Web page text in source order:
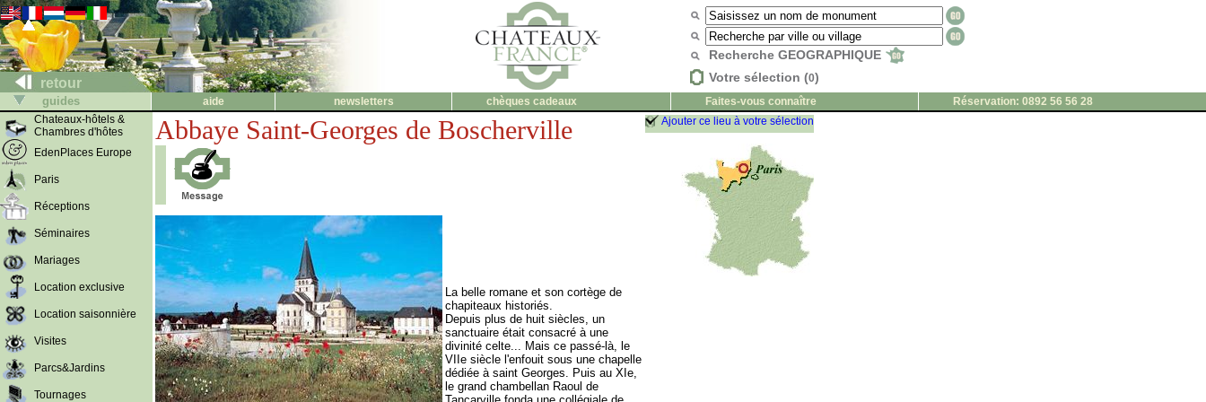
retour
Recherche GEOGRAPHIQUE
Votre sélection (0)
guides aide newsletters chèques cadeaux Faites-vous connaître
Réservation: 0892 56 56 28
Chateaux-hôtels &
Chambres d'hôtes
EdenPlaces Europe
Paris
Réceptions
Séminaires
Mariages
Location exclusive
Location saisonnière
Visites
Parcs&Jardins
Tournages
Abbaye Saint-Georges de Boscherville
La belle romane et son cortège de
chapiteaux historiés.
Depuis plus de huit siècles, un
sanctuaire était consacré à une
divinité celte... Mais ce passé-là, le
VIIe siècle l'enfouit sous une chapelle
dédiée à saint Georges. Puis au XIe,
le grand chambellan Raoul de
Ajouter ce lieu à votre sélection